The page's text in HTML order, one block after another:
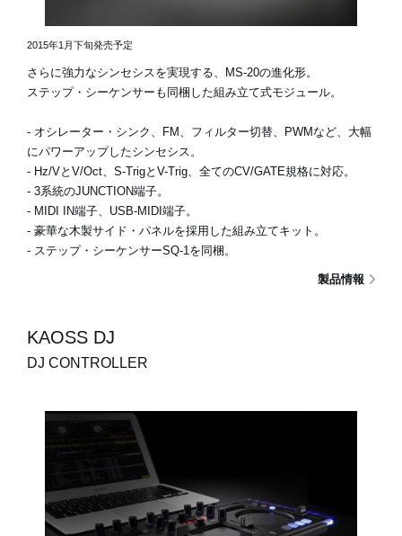
2015年1月下旬発売予定
さらに強力なシンセシスを実現する、MS-20の進化形。
ステップ・シーケンサーも同梱した組み立て式モジュール。
- オシレーター・シンク、FM、フィルター切替、PWMなど、大幅
にパワーアップしたシンセシス。
- Hz/VとV/Oct、S-TrigとV-Trig、全てのCV/GATE規格に対応。
- 3系統のJUNCTION端子。
- MIDI IN端子、USB-MIDI端子。
- 豪華な木製サイド・パネルを採用した組み立てキット。
- ステップ・シーケンサーSQ-1を同梱。
製品情報
KAOSS DJ
DJ CONTROLLER